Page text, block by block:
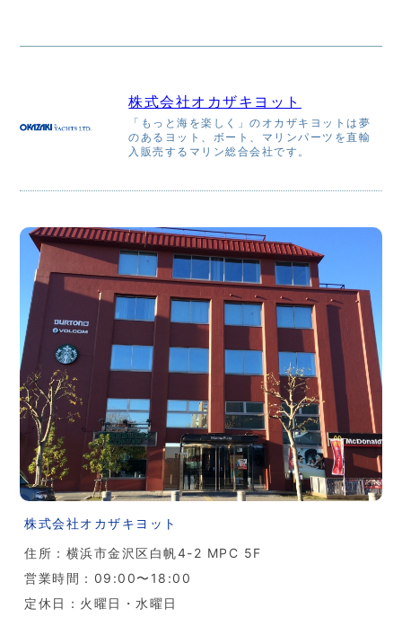
株式会社オカザキヨット
「もっと海を楽しく」のオカザキヨットは夢
のあるヨット、ボート、マリンパーツを直輸
入販売するマリン総合会社です。
株式会社オカザキヨット
住所：横浜市金沢区白帆4-2 MPC 5F
営業時間：09:00〜18:00
定休日：火曜日・水曜日